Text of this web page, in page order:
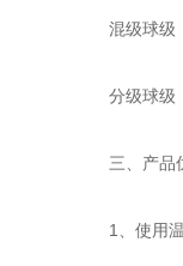
混级球级
分级球级
三、产品
1、使用